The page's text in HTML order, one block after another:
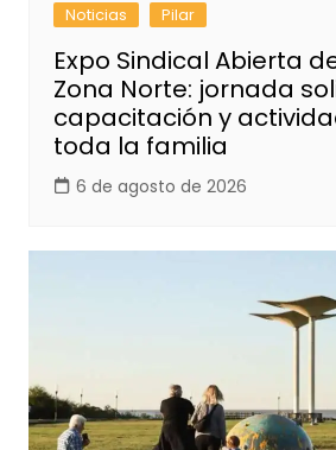
Noticias Pilar
Expo Sindical Abierta
Zona Norte: jornada
capacitación y
toda la familia
6 de agosto de 2026